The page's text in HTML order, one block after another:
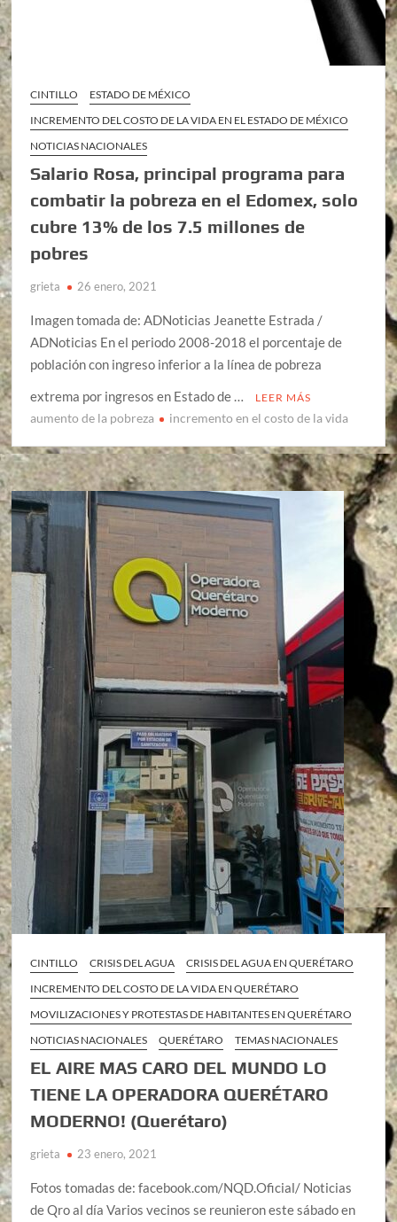
CINTILLO
ESTADO DE MÉXICO
INCREMENTO DEL COSTO DE LA VIDA EN EL ESTADO DE MÉXICO
NOTICIAS NACIONALES
Salario Rosa, principal programa para
combatir la pobreza en el Edomex, solo
cubre 13% de los 7.5 millones de
pobres
grieta 26 enero, 2021
Imagen tomada de: ADNoticias Jeanette Estrada /
ADNoticias En el periodo 2008-2018 el porcentaje de
población con ingreso inferior a la línea de pobreza
extrema por ingresos en Estado de …
LEER MÁS
aumento de la pobreza incremento en el costo de la vida
CINTILLO CRISIS DEL AGUA
CRISIS DEL AGUA EN QUERÉTARO
INCREMENTO DEL COSTO DE LA VIDA EN QUERÉTARO
MOVILIZACIONES Y PROTESTAS DE HABITANTES EN QUERÉTARO
NOTICIAS NACIONALES
QUERÉTARO TEMAS NACIONALES
EL AIRE MAS CARO DEL MUNDO LO
TIENE LA OPERADORA QUERÉTARO
MODERNO! (Querétaro)
grieta 23 enero, 2021
Fotos tomadas de: facebook.com/NQD.Oficial/ Noticias
de Qro al día Varios vecinos se reunieron este sábado en